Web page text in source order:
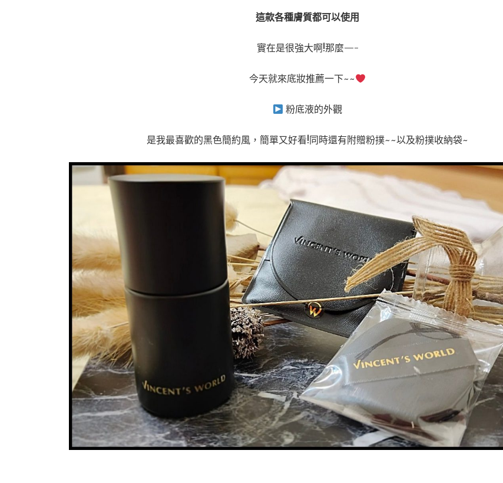
這款各種膚質都可以使用
實在是很強大啊!那麼—-
今天就來底妝推薦一下~~
粉底液的外觀
是我最喜歡的黑色簡約風，簡單又好看!同時還有附贈粉撲~~以及粉撲收納袋~